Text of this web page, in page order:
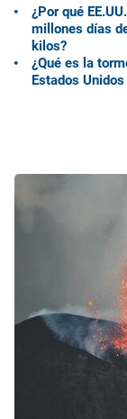
¿Por qué
millones días
kilos?
¿Qué es la
Estados